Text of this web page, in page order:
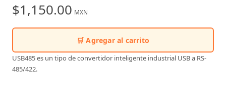
$1,150.00 MXN
🛒 Agregar al carrito
USB485 es un tipo de convertidor inteligente industrial USB a RS-
485/422.